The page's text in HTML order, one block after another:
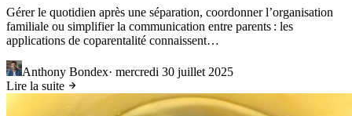
Gérer le quotidien après une séparation, coordonner l’organisation
familiale ou simplifier la communication entre parents : les
applications de coparentalité connaissent…
Anthony Bondex· mercredi 30 juillet 2025
Lire la suite